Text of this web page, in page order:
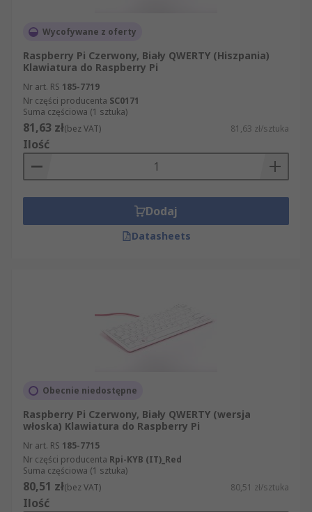
Wycofywane z oferty
Raspberry Pi Czerwony, Biały QWERTY (Hiszpania)
Klawiatura do Raspberry Pi
Nr art. RS 185-7719
Nr części producenta SC0171
Suma częściowa (1 sztuka)
81,63 zł(bez VAT) 81,63 zł/sztuka
Ilość
Dodaj
Datasheets
Obecnie niedostępne
Raspberry Pi Czerwony, Biały QWERTY (wersja
włoska) Klawiatura do Raspberry Pi
Nr art. RS 185-7715
Nr części producenta Rpi-KYB (IT)_Red
Suma częściowa (1 sztuka)
80,51 zł(bez VAT) 80,51 zł/sztuka
Ilość